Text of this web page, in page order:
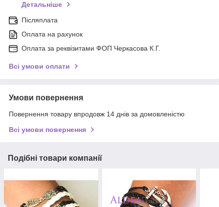
Детальніше
Післяплата
Оплата на рахунок
Оплата за реквізитами ФОП Черкасова К.Г.
Всі умови оплати
Умови повернення
Повернення товару впродовж 14 днів за домовленістю
Всі умови повернення
Подібні товари компанії